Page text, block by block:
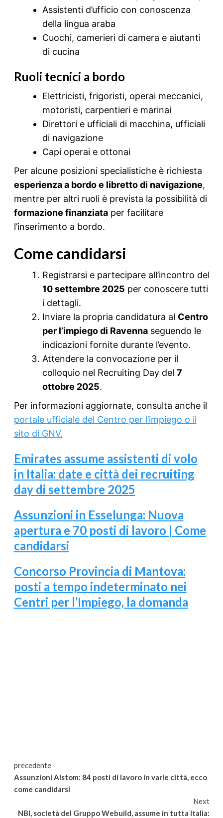
Assistenti d’ufficio con conoscenza
della lingua araba
Cuochi, camerieri di camera e aiutanti
di cucina
Ruoli tecnici a bordo
Elettricisti, frigoristi, operai meccanici,
motoristi, carpentieri e marinai
Direttori e ufficiali di macchina, ufficiali
di navigazione
Capi operai e ottonai
Per alcune posizioni specialistiche è richiesta
esperienza a bordo e libretto di navigazione,
mentre per altri ruoli è prevista la possibilità di
formazione finanziataper facilitare
l’inserimento a bordo.
Come candidarsi
Registrarsi e partecipare all’incontro del
10 settembre 2025 per conoscere tutti
i dettagli.
Inviare la propria candidatura al Centro
per l’impiego di Ravennaseguendo le
indicazioni fornite durante l’evento.
Attendere la convocazione per il
colloquio nel Recruiting Day del 7
ottobre 2025.
Per informazioni aggiornate, consulta anche il
portale ufficiale del Centro per l’impiego o il
sito di GNV.
Emirates assume assistenti di volo
in Italia: date e città dei recruiting
day di settembre 2025
Assunzioni in Esselunga: Nuova
apertura e 70 posti di lavoro | Come
candidarsi
Concorso Provincia di Mantova:
posti a tempo indeterminato nei
Centri per l’Impiego, la domanda
Continua
a
leggere
precedente
Assunzioni Alstom: 84 posti di lavoro in varie città, ecco
come candidarsi
Next
NBI, società del Gruppo Webuild, assume in tutta Italia: